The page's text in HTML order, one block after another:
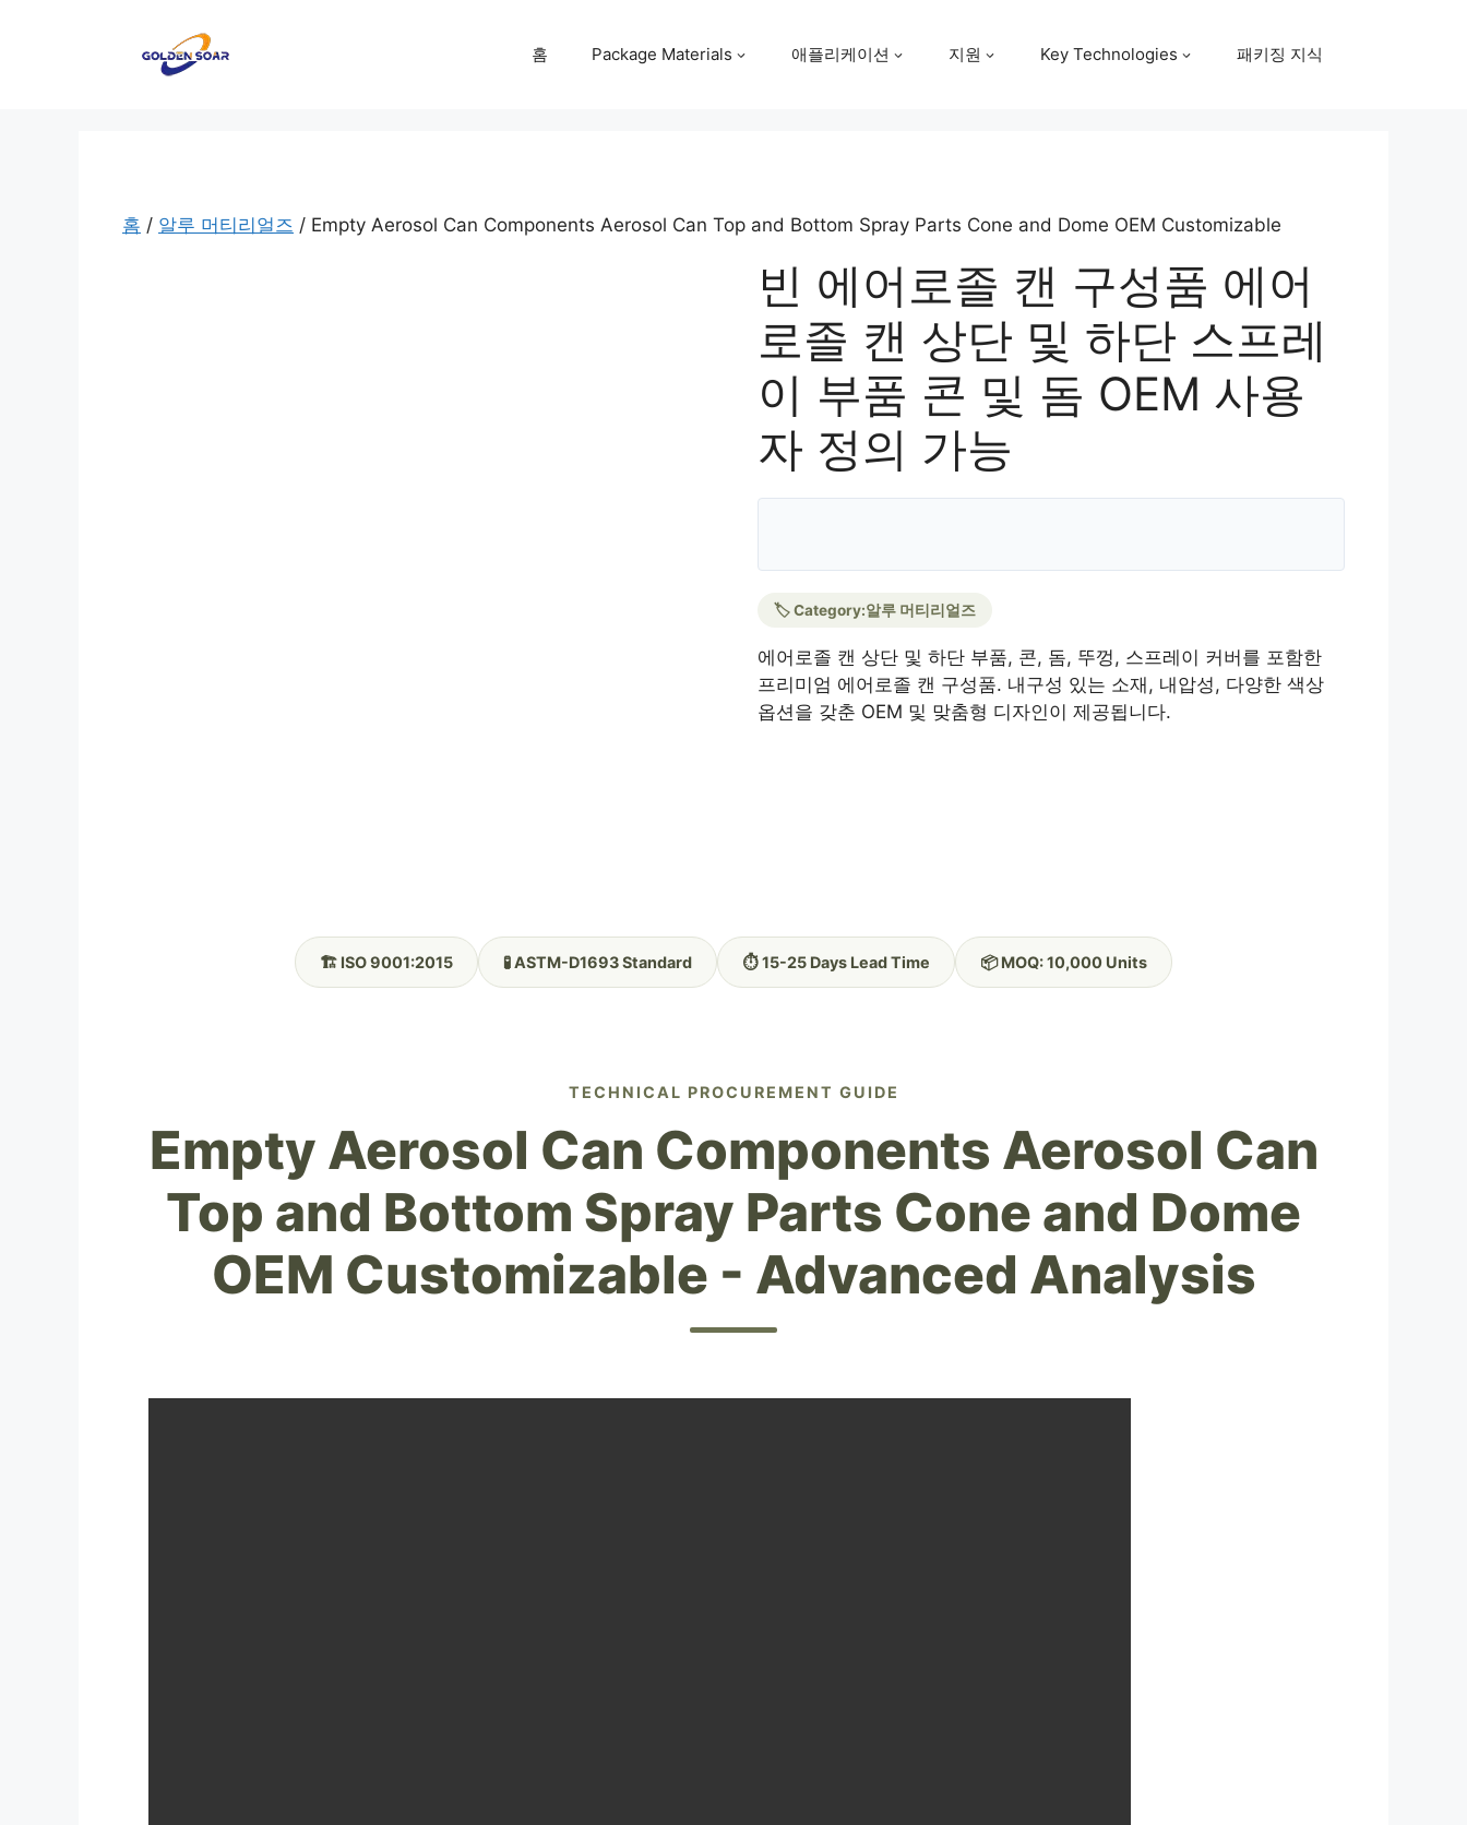
홈 Package Materials 애플리케이션 지원 Key Technologies 패키징 지식
홈 / 알루 머티리얼즈 / Empty Aerosol Can Components Aerosol Can Top and Bottom Spray Parts Cone and Dome OEM Customizable
빈 에어로졸 캔 구성품 에어
로졸 캔 상단 및 하단 스프레
이 부품 콘 및 돔 OEM 사용
자 정의 가능
🏷️ Category:알루 머티리얼즈
에어로졸 캔 상단 및 하단 부품, 콘, 돔, 뚜껑, 스프레이 커버를 포함한
프리미엄 에어로졸 캔 구성품. 내구성 있는 소재, 내압성, 다양한 색상
옵션을 갖춘 OEM 및 맞춤형 디자인이 제공됩니다.
🏗️ ISO 9001:2015 🧪 ASTM-D1693 Standard ⏱️ 15-25 Days Lead Time 📦 MOQ: 10,000 Units
TECHNICAL PROCUREMENT GUIDE
Empty Aerosol Can Components Aerosol Can
Top and Bottom Spray Parts Cone and Dome
OEM Customizable - Advanced Analysis